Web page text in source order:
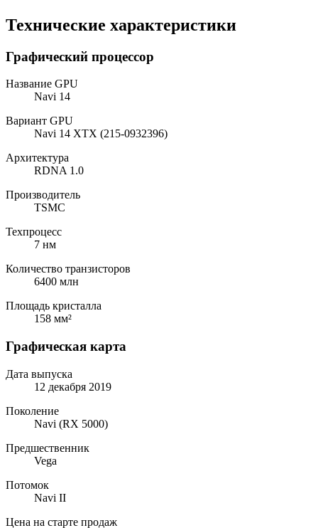
Технические характеристики
Графический процессор
Название GPU
Navi 14
Вариант GPU
Navi 14 XTX (215-0932396)
Архитектура
RDNA 1.0
Производитель
TSMC
Техпроцесс
7 нм
Количество транзисторов
6400 млн
Площадь кристалла
158 мм²
Графическая карта
Дата выпуска
12 декабря 2019
Поколение
Navi (RX 5000)
Предшественник
Vega
Потомок
Navi II
Цена на старте продаж